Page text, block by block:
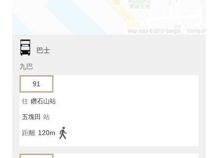
巴士
九巴
91
往 鑽石山站
五塊田 站
距離 120m